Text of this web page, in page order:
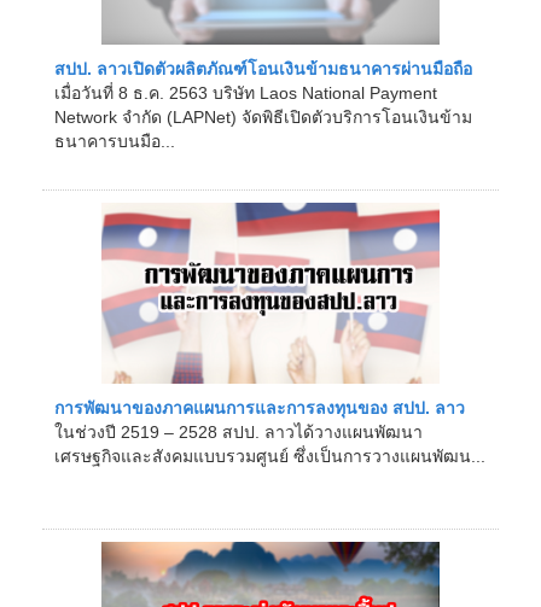
สปป. ลาวเปิดตัวผลิตภัณฑ์โอนเงินข้ามธนาคารผ่านมือถือ
เมื่อวันที่ 8 ธ.ค. 2563 บริษัท Laos National Payment
Network จำกัด (LAPNet) จัดพิธีเปิดตัวบริการโอนเงินข้าม
ธนาคารบนมือ...
การพัฒนาของภาคแผนการและการลงทุนของ สปป. ลาว
ในช่วงปี 2519 – 2528 สปป. ลาวได้วางแผนพัฒนา
เศรษฐกิจและสังคมแบบรวมศูนย์ ซึ่งเป็นการวางแผนพัฒน...